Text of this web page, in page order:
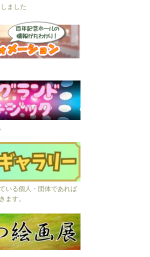
ました
いる個人・団体であれば
ます。